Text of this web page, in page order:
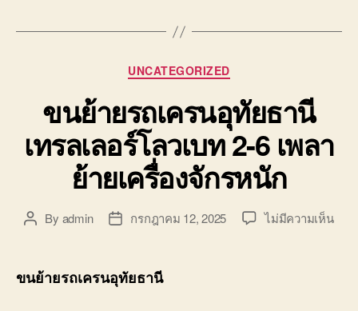
Categories
UNCATEGORIZED
ขนย้ายรถเครนอุทัยธานี
เทรลเลอร์โลวเบท 2-6 เพลา
ย้ายเครื่องจักรหนัก
PostBy admin
Postกรกฎาคม 12, 2025 ไม่มีความเห็นบน
ขนย้ายรถเครนอุทัยธานี